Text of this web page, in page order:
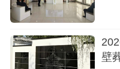
择。无论是追求简约与
们，都可以在这里找
壁